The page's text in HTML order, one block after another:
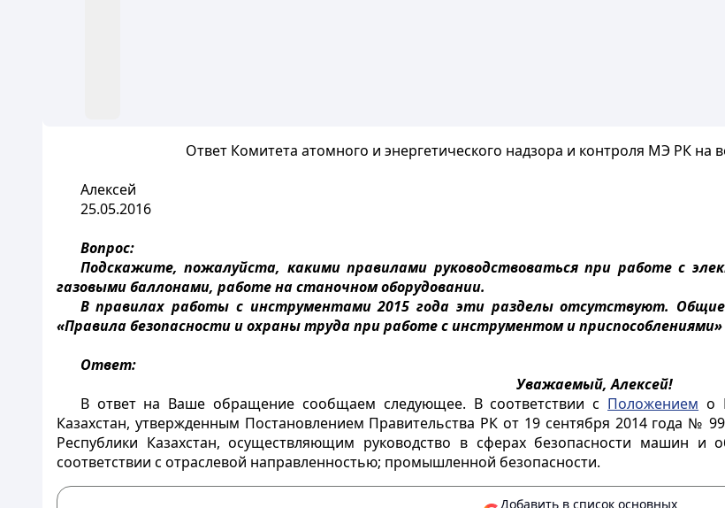
Ответ Комитета атомного и энергетического надзора и контроля МЭ РК на
Алексей
25.05.2016
Вопрос:
Подскажите, пожалуйста, какими правилами руководствоваться при работе с
газовыми баллонами, работе на станочном оборудовании.
В правилах работы с инструментами 2015 года эти разделы отсутствуют.
«Правила безопасности и охраны труда при работе с инструментом и приспособлениями»
Ответ:
Уважаемый, Алексей!
В ответ на Ваше обращение сообщаем следующее. В соответствии с Положением о
Казахстан, утвержденным Постановлением Правительства РК от 19 сентября 2014 года №
Республики Казахстан, осуществляющим руководство в сферах безопасности машин и
соответствии с отраслевой направленностью; промышленной безопасности.
Добавить в список основных